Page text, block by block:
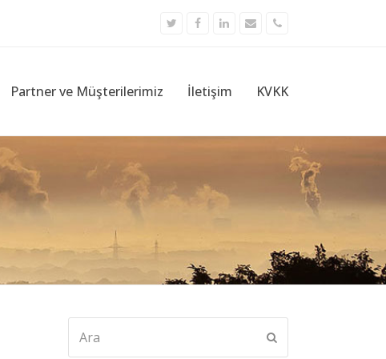
TwitterFacebookLinkedInEmailPhone
Partner ve Müşterilerimiz İletişim KVKK